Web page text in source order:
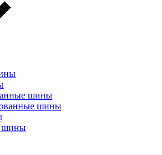
шины
шины
шины